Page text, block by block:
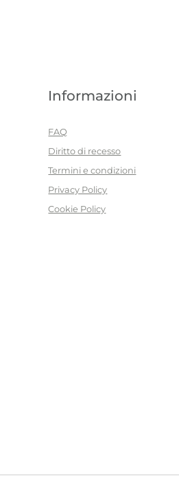
Informazioni
FAQ
Diritto di recesso
Termini e condizioni
Privacy Policy
Cookie Policy